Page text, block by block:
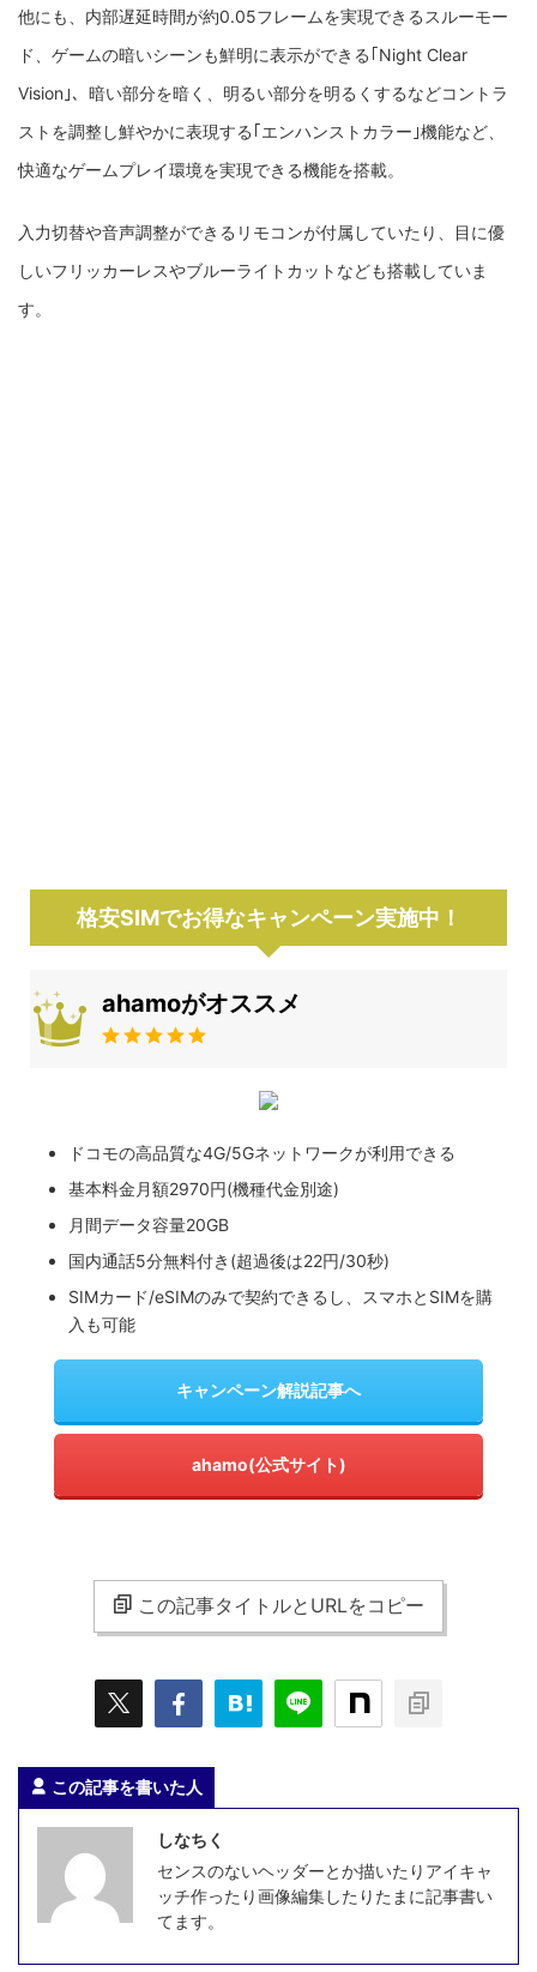
他にも、内部遅延時間が約0.05フレームを実現できるスルーモー
ド、ゲームの暗いシーンも鮮明に表示ができる｢Night Clear
Vision｣、暗い部分を暗く、明るい部分を明るくするなどコントラ
ストを調整し鮮やかに表現する｢エンハンストカラー｣機能など、
快適なゲームプレイ環境を実現できる機能を搭載。
入力切替や音声調整ができるリモコンが付属していたり、目に優
しいフリッカーレスやブルーライトカットなども搭載していま
す。
格安SIMでお得なキャンペーン実施中！
ahamoがオススメ
ドコモの高品質な4G/5Gネットワークが利用できる
基本料金月額2970円(機種代金別途)
月間データ容量20GB
国内通話5分無料付き(超過後は22円/30秒)
SIMカード/eSIMのみで契約できるし、スマホとSIMを購
入も可能
キャンペーン解説記事へ
ahamo(公式サイト)
この記事タイトルとURLをコピー
この記事を書いた人
しなちく
センスのないヘッダーとか描いたりアイキャ
ッチ作ったり画像編集したりたまに記事書い
てます。